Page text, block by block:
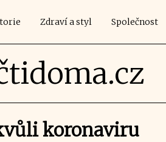
Zdraví a styl Společnost
koronaviru